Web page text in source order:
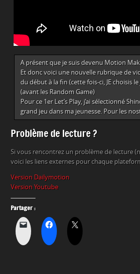
A présent que je suis devenu Motion
Et donc voici une nouvelle rubrique de
du début à la fin (cette fois-ci, JE choisis
(avant les Random Game)
Pour ce 1er Let’s Play, j’ai sélectionné
grand jeu dans ma jeunesse. Pour les
Problème de lecture ?
Si vous rencontrez un problème de lecture
voici les liens externes pour chaque
Version Dailymotion
Version Youtube
Partager :